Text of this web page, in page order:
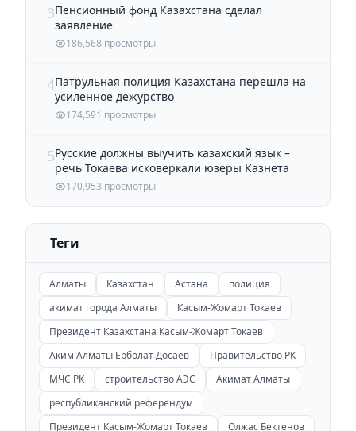
3Пенсионный фонд Казахстана сделал
заявление
186,568 просмотры
4Патрульная полиция Казахстана перешла на
усиленное дежурство
174,591 просмотры
5Русские должны выучить казахский язык –
речь Токаева исковеркали юзеры Казнета
170,953 просмотры
Теги
Алматы Казахстан Астана
полиция
акимат города Алматы
Касым-Жомарт Токаев
Президент Казахстана Касым-Жомарт Токаев
Аким Алматы Ерболат Досаев
Правительство РК
МЧС РК
строительство АЭС
Акимат Алматы
республиканский референдум
Президент Касым-Жомарт Токаев
Олжас Бектенов